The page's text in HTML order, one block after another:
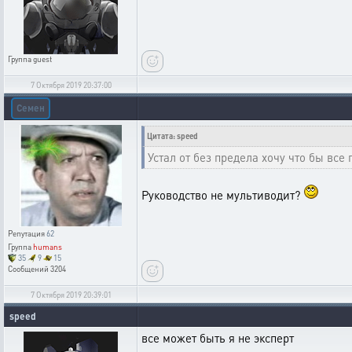
Группаguest
7 Октября 2019 20:37:00
Семен
Репутация62
Группаhumans
35
9
15
Сообщений 3204
Цитата: speed
Устал от без предела хочу что бы все
Руководство не мультиводит?
7 Октября 2019 20:39:01
speed
все может быть я не эксперт